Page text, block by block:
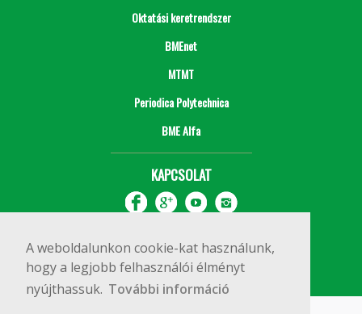
A weboldalunkon cookie-kat használunk,
hogy a legjobb felhasználói élményt
nyújthassuk. További információ
Oktatási keretrendszer
BMEnet
MTMT
Periodica Polytechnica
BME Alfa
KAPCSOLAT